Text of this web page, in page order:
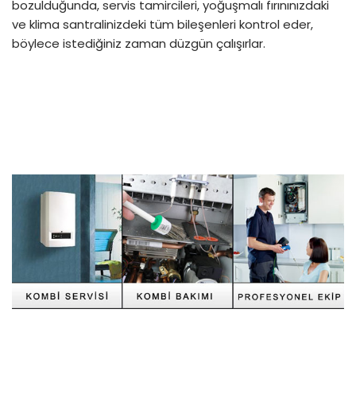
bozulduğunda, servis tamircileri, yoğuşmalı fırınınızdaki
ve klima santralinizdeki tüm bileşenleri kontrol eder,
böylece istediğiniz zaman düzgün çalışırlar.